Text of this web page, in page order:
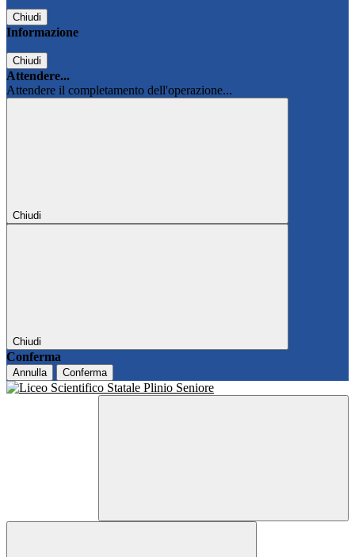
Chiudi
Informazione
Chiudi
Attendere...
Attendere il completamento dell'operazione...
Chiudi
Chiudi
Conferma
Annulla Conferma